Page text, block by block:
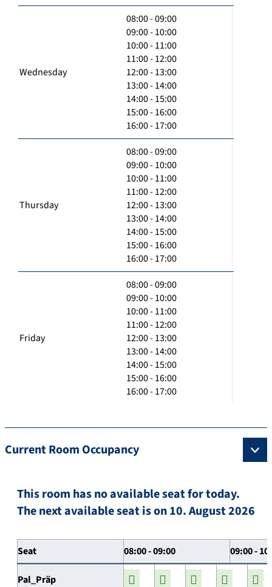
Wednesday
08:00 - 09:00
09:00 - 10:00
10:00 - 11:00
11:00 - 12:00
12:00 - 13:00
13:00 - 14:00
14:00 - 15:00
15:00 - 16:00
16:00 - 17:00
Thursday
08:00 - 09:00
09:00 - 10:00
10:00 - 11:00
11:00 - 12:00
12:00 - 13:00
13:00 - 14:00
14:00 - 15:00
15:00 - 16:00
16:00 - 17:00
Friday
08:00 - 09:00
09:00 - 10:00
10:00 - 11:00
11:00 - 12:00
12:00 - 13:00
13:00 - 14:00
14:00 - 15:00
15:00 - 16:00
16:00 - 17:00
Current Room Occupancy
This room has no available seat for today.
The next available seat is on 10. August 2026
Seat 08:00 - 09:00 09:00 -
Pal_Präp